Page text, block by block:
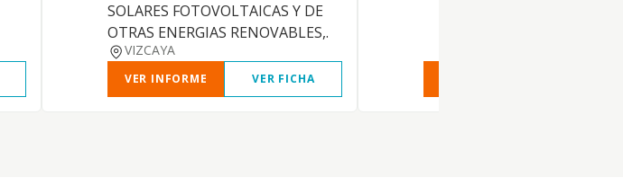
SOLARES FOTOVOLTAICAS Y DE
OTRAS ENERGIAS RENOVABLES,.
VIZCAYA
VER INFORME VER FICHA